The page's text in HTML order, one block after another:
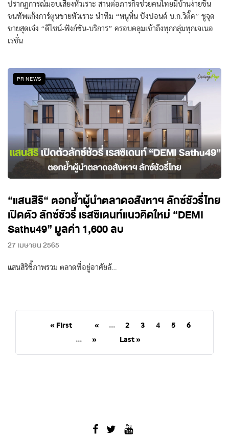
ปรากฏการณ์มอบเสียงหัวเราะ สานต่อภารกิจช่วยคนไทยมีบ้านง่ายขึ้น
ขนทัพแก๊งการ์ตูนขายหัวเราะ นำทีม “หนูหิ่น ปังปอนด์ บ.ก.วิติ๊ด” ชูจุด
ขายสุดเจ๋ง “ดีไซน์-ฟังก์ชัน-บริการ” ครอบคลุมเข้าถึงทุกกลุ่มทุกเจเนอ
เรชั่น
PR NEWS
“แสนสิริ“ ตอกย้ำผู้นำตลาดอสังหาฯ ลักซ์ชัวรี่ไทย
เปิดตัว ลักซ์ชัวรี่ เรสซิเดนท์แนวคิดใหม่ “DEMI
Sathu49” มูลค่า 1,600 ลบ
27 เมษายน 2565
แสนสิริชี้ภาพรวม ตลาดที่อยู่อาศัยลั…
« First « ... 2 3 4 5
6
...
» Last »